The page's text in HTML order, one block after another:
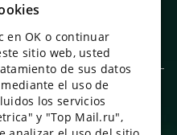
ENGLISH
UKRAINIAN
PORTUGUESE
SPANISH
en OK o continuar
sitio web, usted
de sus datos
el uso de
los servicios
y "Top Mail.ru",